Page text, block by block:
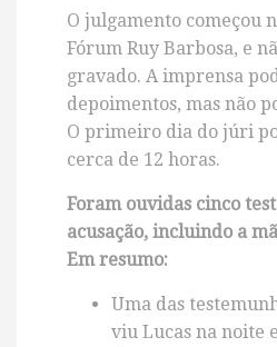
O julgamento começou
Fórum Ruy Barbosa, e
gravado. A imprensa
depoimentos, mas não
O primeiro dia do júri
cerca de 12 horas.
Foram ouvidas cinco
acusação, incluindo a
Em resumo:
Uma das
viu Lucas na noite